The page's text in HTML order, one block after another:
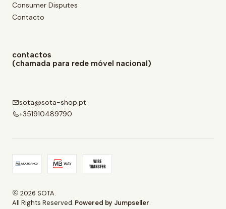
Consumer Disputes
Contacto
contactos
(chamada para rede móvel nacional)
sota@sota-shop.pt
+351910489790
2026 SOTA.
All Rights Reserved. Powered by Jumpseller.